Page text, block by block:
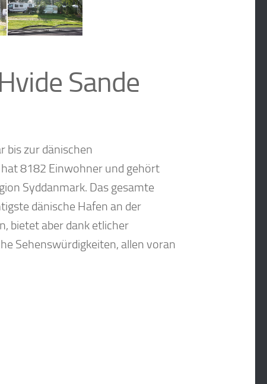
Hvide Sande
bis zur dänischen
8182 Einwohner und gehört
Syddanmark. Das gesamte
dänische Hafen an der
bietet aber dank etlicher
Sehenswürdigkeiten, allen voran